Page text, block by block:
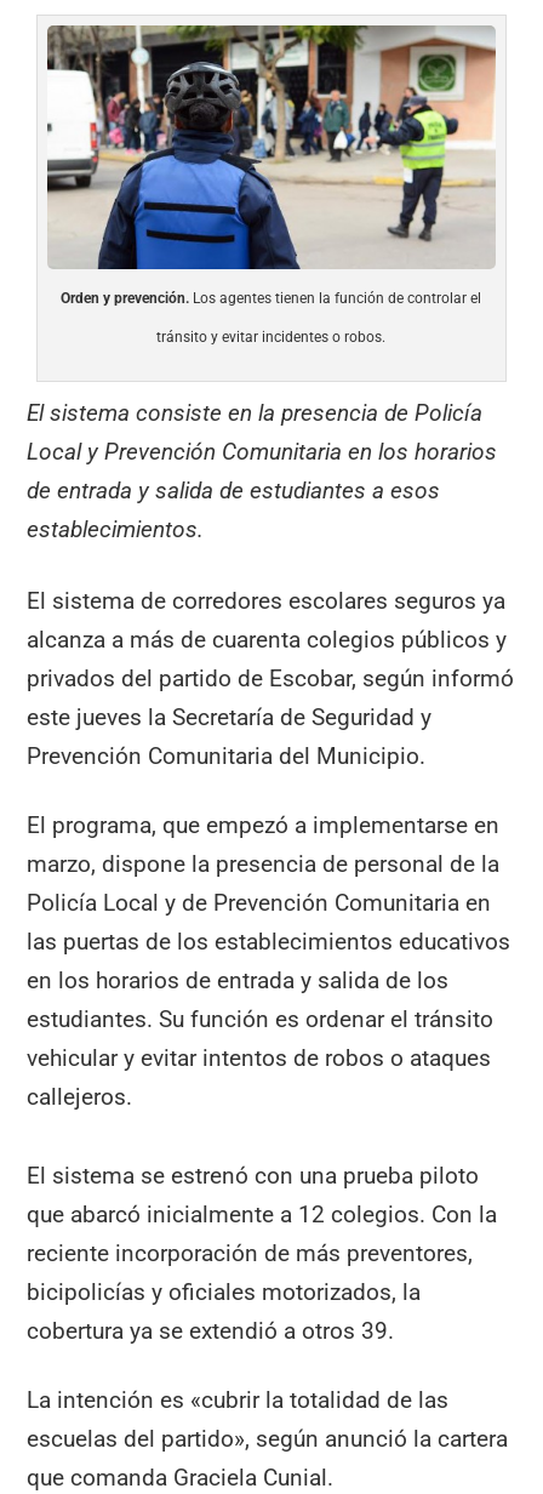
Orden y prevención. Los agentes tienen la función de controlar el
tránsito y evitar incidentes o robos.
El sistema consiste en la presencia de Policía
Local y Prevención Comunitaria en los horarios
de entrada y salida de estudiantes a esos
establecimientos.
El sistema de corredores escolares seguros ya
alcanza a más de cuarenta colegios públicos y
privados del partido de Escobar, según informó
este jueves la Secretaría de Seguridad y
Prevención Comunitaria del Municipio.
El programa, que empezó a implementarse en
marzo, dispone la presencia de personal de la
Policía Local y de Prevención Comunitaria en
las puertas de los establecimientos educativos
en los horarios de entrada y salida de los
estudiantes. Su función es ordenar el tránsito
vehicular y evitar intentos de robos o ataques
callejeros.
El sistema se estrenó con una prueba piloto
que abarcó inicialmente a 12 colegios. Con la
reciente incorporación de más preventores,
bicipolicías y oficiales motorizados, la
cobertura ya se extendió a otros 39.
La intención es «cubrir la totalidad de las
escuelas del partido», según anunció la cartera
que comanda Graciela Cunial.